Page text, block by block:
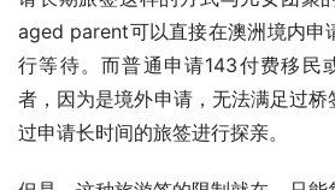
aged parent可以直接在澳洲境内申
行等待。而普通申请143付费移民
者，因为是境外申请，无法满足过桥
过申请长时间的旅签进行探亲。